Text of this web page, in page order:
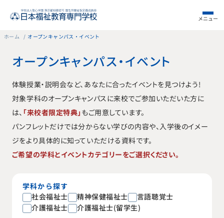
メニュー
ホーム オープンキャンパス・イベント
オープンキャンパス・イベント
体験授業・説明会など、あなたに合ったイベントを見つけよう！
対象学科のオープンキャンパスに来校でご参加いただいた方に
は、 「来校者限定特典」 もご用意しています。
パンフレットだけでは分からない学びの内容や、入学後のイメー
ジをより具体的に知っていただける資料です。
ご希望の学科とイベントカテゴリーをご選択ください。
学科から探す
社会福祉士
精神保健福祉士
言語聴覚士
介護福祉士
介護福祉士(留学生)